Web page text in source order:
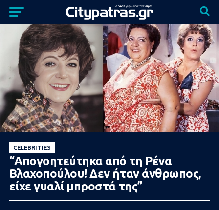
CELEBRITIES
“Απογοητεύτηκα από τη Ρένα
Βλαχοπούλου! Δεν ήταν άνθρωπος,
είχε γυαλί μπροστά της”